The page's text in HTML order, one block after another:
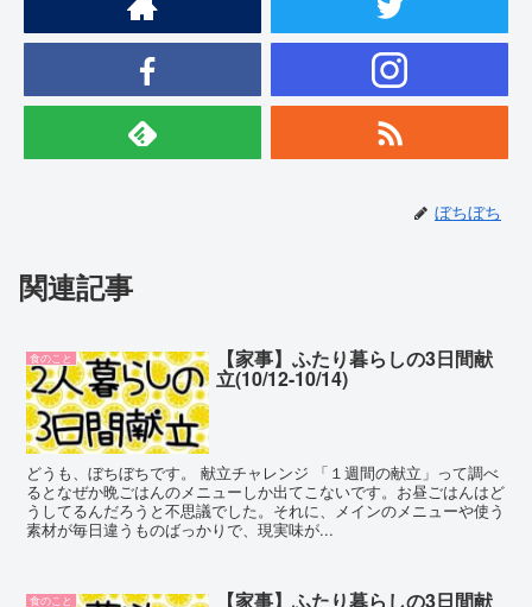
ぼちぼち
関連記事
食のこと 【家事】ふたり暮らしの3日間献
立(10/12-10/14)
どうも、ぼちぼちです。 献立チャレンジ 「１週間の献立」って調べ
るとなぜか晩ごはんのメニューしか出てこないです。お昼ごはんはど
うしてるんだろうと不思議でした。それに、メインのメニューや使う
素材が毎日違うものばっかりで、現実味が...
食のこと 【家事】ふたり暮らしの3日間献